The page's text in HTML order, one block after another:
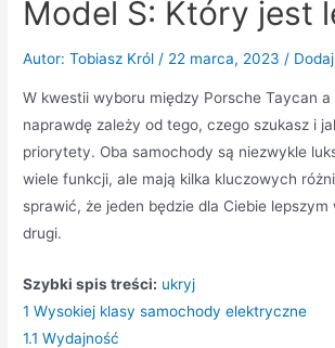
Model S: Który jest
Autor: Tobiasz Król / 22 marca, 2023 /
W kwestii wyboru między Porsche Taycan a
naprawdę zależy od tego, czego szukasz i
priorytety. Oba samochody są niezwykle
wiele funkcji, ale mają kilka kluczowych
sprawić, że jeden będzie dla Ciebie lepszym
drugi.
Szybki spis treści: ukryj
1 Wysokiej klasy samochody elektryczne
1.1 Wydajność